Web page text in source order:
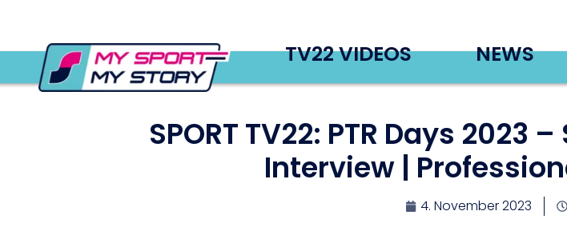
TV22 VIDEOS NEWS
SPORT TV22: PTR Days
Interview |
4. November 2023